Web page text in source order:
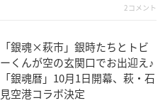
2コメント
「銀魂×萩市」銀時たちとトビ
ーくんが空の玄関口でお出迎え♪
「銀魂暦」10月1日開幕、萩・石
見空港コラボ決定